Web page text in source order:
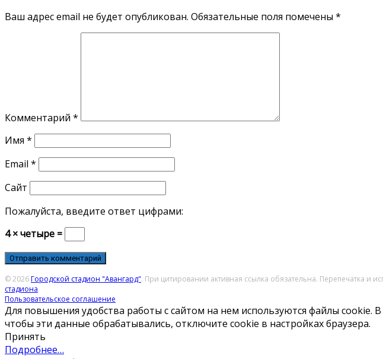
Ваш адрес email не будет опубликован. Обязательные поля помечены *
Комментарий *
Имя *
Email *
Сайт
Пожалуйста, введите ответ цифрами:
4 × четыре =
© 2026Городской стадион "Авангард". При цитировании активная ссылка обязательна. Перепечатка
стадиона.
Пользовательское соглашение
Для повышения удобства работы с сайтом на нем используются файлы
чтобы эти данные обрабатывались, отключите cookie в настройках браузера.
Принять
Подробнее…